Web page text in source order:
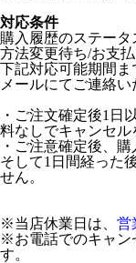
対応条件
購入履歴のステー
方法変更待ち/お支
下記対応可能期間
メールにてご連絡
・ご注文確定後1日
料なしでキャンセル
・ご注意確定後、
そして1日間経った
せん。
※当店休業日は、 営
※お電話でのキャン
す。